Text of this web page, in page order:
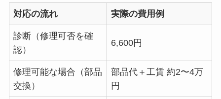
対応の流れ 実際の費用例
診断（修理可否を確
認）
6,600円
修理可能な場合（部品
交換）
部品代＋工賃 約2〜4万
円